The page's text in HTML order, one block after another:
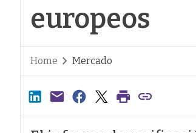
europeos
Home Mercado